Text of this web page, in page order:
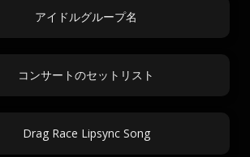
アイドルグループ名
コンサートのセットリスト
Drag Race Lipsync Song